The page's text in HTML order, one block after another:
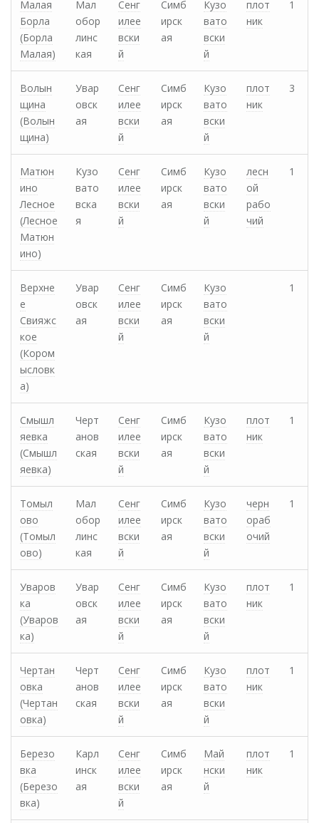
Малая
Борла
(Борла
Малая)
Мал
обор
линс
кая
Сенг
илее
вски
й
Симб
ирск
ая
Кузо
вато
вски
й
плот
ник
1
Волын
щина
(Волын
щина)
Увар
овск
ая
Сенг
илее
вски
й
Симб
ирск
ая
Кузо
вато
вски
й
плот
ник
3
Матюн
ино
Лесное
(Лесное
Матюн
ино)
Кузо
вато
вска
я
Сенг
илее
вски
й
Симб
ирск
ая
Кузо
вато
вски
й
лесн
ой
рабо
чий
1
Верхне
е
Свияжс
кое
(Кором
ысловк
а)
Увар
овск
ая
Сенг
илее
вски
й
Симб
ирск
ая
Кузо
вато
вски
й
1
Смышл
яевка
(Смышл
яевка)
Черт
анов
ская
Сенг
илее
вски
й
Симб
ирск
ая
Кузо
вато
вски
й
плот
ник
1
Томыл
ово
(Томыл
ово)
Мал
обор
линс
кая
Сенг
илее
вски
й
Симб
ирск
ая
Кузо
вато
вски
й
черн
ораб
очий
1
Уваров
ка
(Уваров
ка)
Увар
овск
ая
Сенг
илее
вски
й
Симб
ирск
ая
Кузо
вато
вски
й
плот
ник
1
Чертан
овка
(Чертан
овка)
Черт
анов
ская
Сенг
илее
вски
й
Симб
ирск
ая
Кузо
вато
вски
й
плот
ник
1
Березо
вка
(Березо
вка)
Карл
инск
ая
Сенг
илее
вски
й
Симб
ирск
ая
Май
нски
й
плот
ник
1